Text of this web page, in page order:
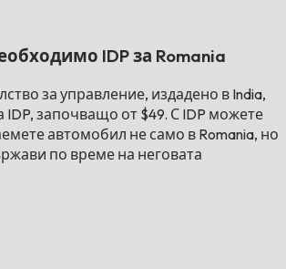
IDP за Romania
за управление, издадено в India,
IDP, започващо от $49. С IDP можете
автомобил не само в Romania, но
по време на неговата